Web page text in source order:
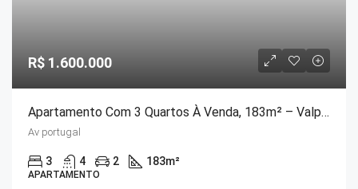
R$ 1.600.000
Apartamento Com 3 Quartos À Venda, 183m² – Valparaiso
Av portugal
3 4 2 183m²
APARTAMENTO